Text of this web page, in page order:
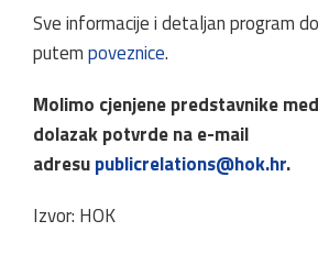
Sve informacije i detaljan program
putempoveznice.
Molimo cjenjene predstavnike
dolazak potvrde na e-mail
adresupublicrelations@hok.hr.
Izvor: HOK